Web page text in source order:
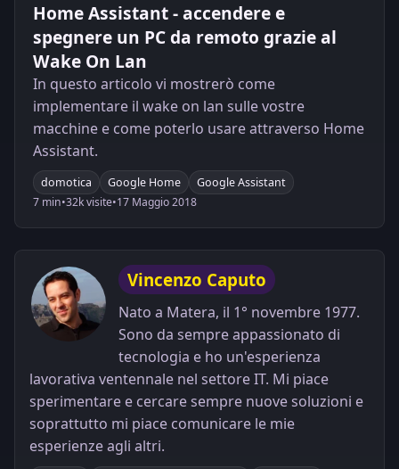
Home Assistant - accendere e
spegnere un PC da remoto grazie al
Wake On Lan
In questo articolo vi mostrerò come
implementare il wake on lan sulle vostre
macchine e come poterlo usare attraverso Home
Assistant.
domotica Google Home
Google Assistant
7 min•32k visite•17 Maggio 2018
Vincenzo Caputo
Nato a Matera, il 1° novembre 1977.
Sono da sempre appassionato di
tecnologia e ho un'esperienza
lavorativa ventennale nel settore IT. Mi piace
sperimentare e cercare sempre nuove soluzioni e
soprattutto mi piace comunicare le mie
esperienze agli altri.